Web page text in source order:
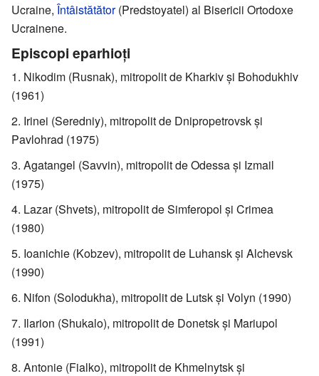
Ucraine, Întâistătător(Predstoyatel) al Bisericii Ortodoxe
Ucrainene.
Episcopi eparhioți
Nikodim (Rusnak), mitropolit de Kharkiv şi Bohodukhiv
(1961)
Irinei (Seredniy), mitropolit de Dnipropetrovsk şi
Pavlohrad (1975)
Agatangel (Savvin), mitropolit de Odessa şi Izmail
(1975)
Lazar (Shvets), mitropolit de Simferopol şi Crimea
(1980)
Ioanichie (Kobzev), mitropolit de Luhansk şi Alchevsk
(1990)
Nifon (Solodukha), mitropolit de Lutsk şi Volyn (1990)
Ilarion (Shukalo), mitropolit de Donetsk şi Mariupol
(1991)
Antonie (Fialko), mitropolit de Khmelnytsk şi